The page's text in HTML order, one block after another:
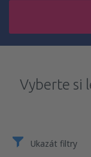
Vyberte si
Ukazát filtry